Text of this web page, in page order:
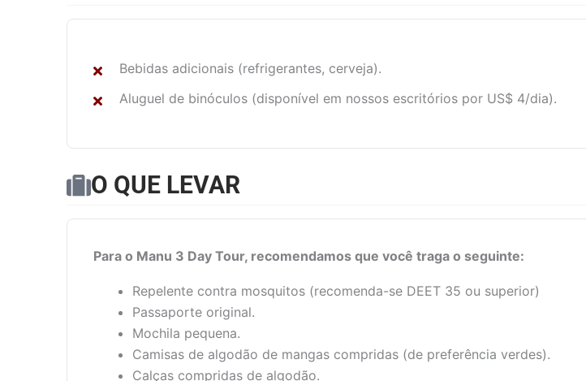
Bebidas adicionais (refrigerantes, cerveja).
Aluguel de binóculos (disponível em nossos escritórios por US$ 4/dia).
O QUE LEVAR
Para o Manu 3 Day Tour, recomendamos que você traga o seguinte:
Repelente contra mosquitos (recomenda-se DEET 35 ou superior)
Passaporte original.
Mochila pequena.
Camisas de algodão de mangas compridas (de preferência verdes).
Calças compridas de algodão.